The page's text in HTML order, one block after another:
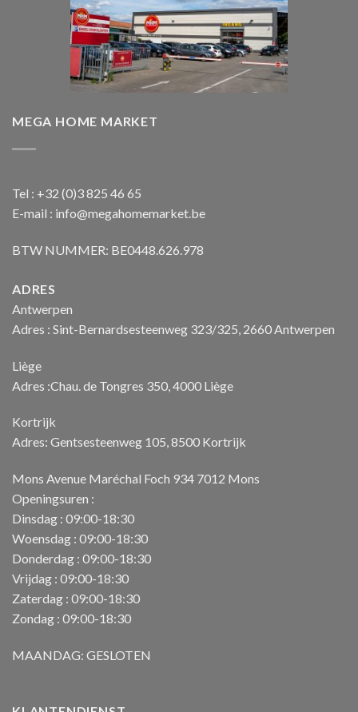
MEGA HOME MARKET
Tel : +32 (0)3 825 46 65
E-mail : info@megahomemarket.be
BTW NUMMER: BE0448.626.978
ADRES
Antwerpen
Adres : Sint-Bernardsesteenweg 323/325, 2660 Antwerpen
Liège
Adres :Chau. de Tongres 350, 4000 Liège
Kortrijk
Adres: Gentsesteenweg 105, 8500 Kortrijk
Mons Avenue Maréchal Foch 934 7012 Mons
Openingsuren :
Dinsdag : 09:00-18:30
Woensdag : 09:00-18:30
Donderdag : 09:00-18:30
Vrijdag : 09:00-18:30
Zaterdag : 09:00-18:30
Zondag : 09:00-18:30
MAANDAG: GESLOTEN